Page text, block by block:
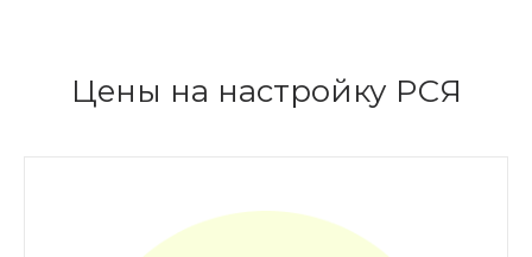
Цены на настройку РСЯ